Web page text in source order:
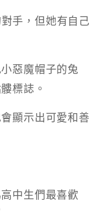
手，但她有自己
惡魔帽子的兔
標誌。
顯示出可愛和善
中生們最喜歡